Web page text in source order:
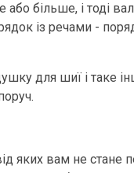
більше, і тоді
із речами -
для шиї і таке
яких вам не стане